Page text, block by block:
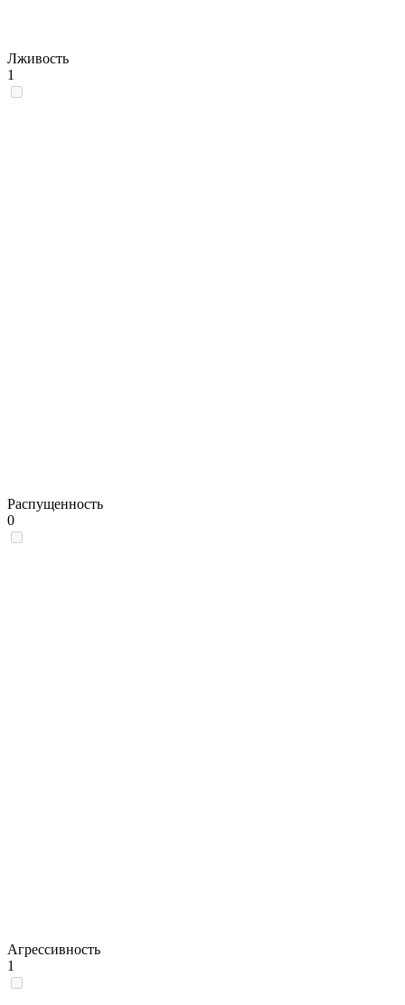
Лживость
1
Распущенность
0
Агрессивность
1